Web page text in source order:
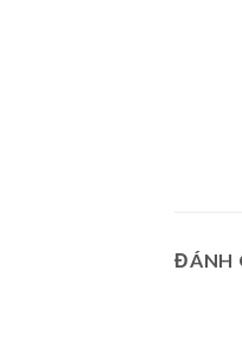
ĐÁNH